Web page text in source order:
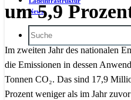
News
um 5,9
Im zweiten Jahr des nationalen
die Emissionen in dessen
Tonnen CO₂. Das sind 17,9
Prozent weniger als im Jahr